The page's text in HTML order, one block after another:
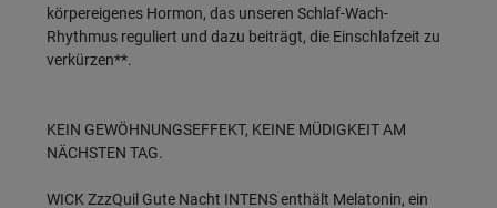
körpereigenes Hormon, das unseren Schlaf-Wach-
Rhythmus reguliert und dazu beiträgt, die Einschlafzeit zu
verkürzen**.
KEIN GEWÖHNUNGSEFFEKT, KEINE MÜDIGKEIT AM
NÄCHSTEN TAG.
WICK ZzzQuil Gute Nacht INTENS enthält Melatonin, ein